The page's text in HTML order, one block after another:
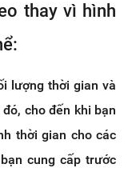
thay vì hình
lượng thời gian và
cho đến khi bạn
thời gian cho các
cung cấp trước